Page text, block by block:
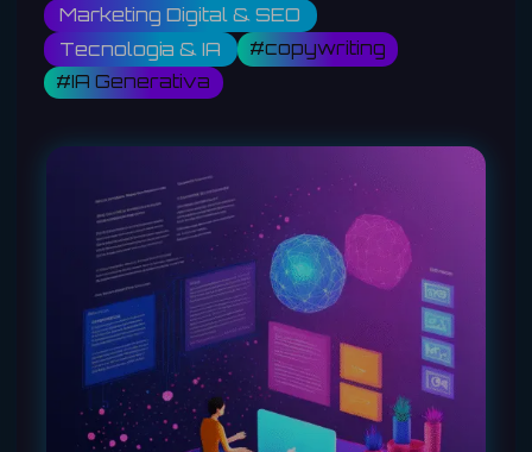
Marketing Digital & SEO
Tecnologia & IA
#copywriting
#IA Generativa